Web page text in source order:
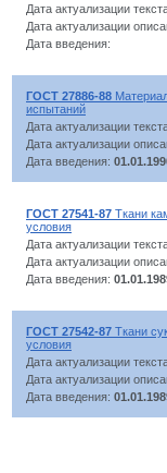
Дата актуализации
Дата актуализации
Дата введения:
ГОСТ 27886-88
испытаний
Дата актуализации
Дата актуализации
Дата введения:
ГОСТ 27541-87 Ткани
условия
Дата актуализации
Дата актуализации
Дата введения:
ГОСТ 27542-87 Ткани
условия
Дата актуализации
Дата актуализации
Дата введения: